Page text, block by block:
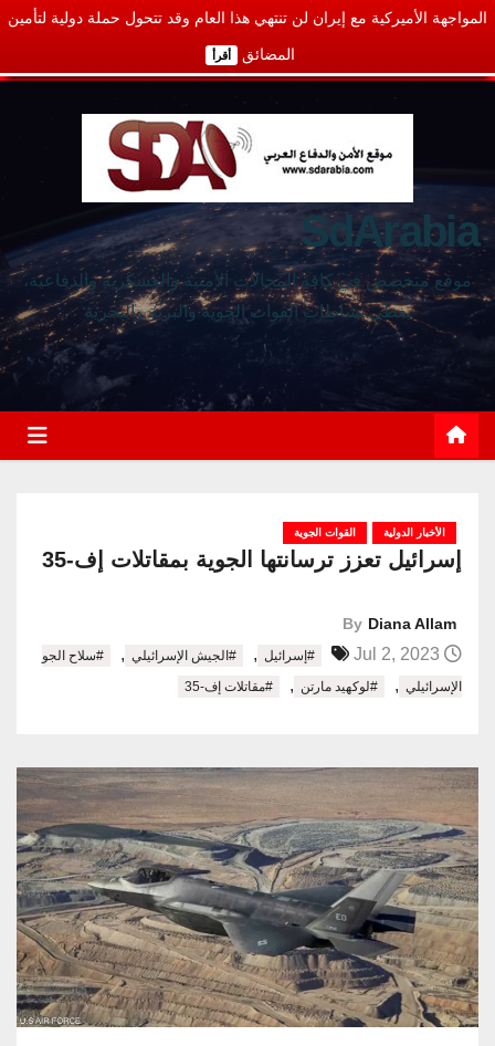
المواجهة الأميركية مع إيران لن تنتهي هذا العام وقد تتحول حملة دولية لتأمين
المضائق أقرأ
SdArabia
موقع متخصص في كافة المجالات الأمنية والعسكرية والدفاعية،
يغطي نشاطات القوات الجوية والبرية والبحرية
الأخبار الدولية القوات الجوية
إسرائيل تعزز ترسانتها الجوية بمقاتلات إف-35
By Diana Allam
#إسرائيل , #الجيش الإسرائيلي ,
#سلاح الجو
الإسرائيلي , #لوكهيد مارتن , #مقاتلات إف-35